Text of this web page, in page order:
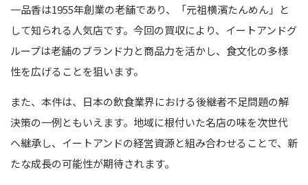
一品香は1955年創業の老舗であり、「元祖横濱たんめん」と
して知られる人気店です。今回の買収により、イートアンドグ
ループは老舗のブランド力と商品力を活かし、食文化の多様
性を広げることを狙います。
また、本件は、日本の飲食業界における後継者不足問題の解
決策の一例ともいえます。地域に根付いた名店の味を次世代
へ継承し、イートアンドの経営資源と組み合わせることで、新
たな成長の可能性が期待されます。